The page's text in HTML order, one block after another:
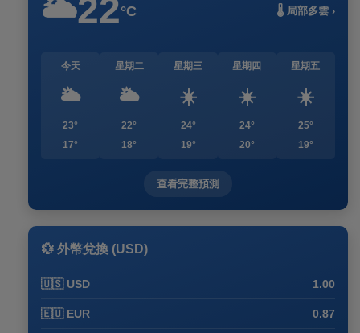
🌥️22°C 🌡️ 局部多雲 ›
今天
🌥️
23°
17°
星期二
🌥️
22°
18°
星期三
☀️
24°
19°
星期四
☀️
24°
20°
星期五
☀️
25°
19°
查看完整預測
💱 外幣兌換 (USD)
🇺🇸 USD 1.00
🇪🇺 EUR 0.87